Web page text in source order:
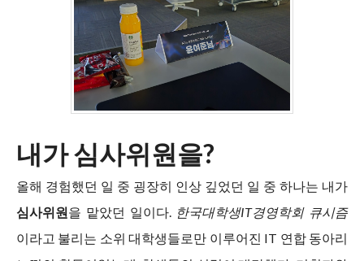
내가 심사위원을?
올해 경험했던 일 중 굉장히 인상 깊었던 일 중 하나는 내가
심사위원을 맡았던 일이다. 한국대학생IT경영학회 큐시즘
이라고 불리는 소위 대학생들로만 이루어진 IT 연합 동아리